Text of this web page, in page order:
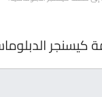
كيسنجر